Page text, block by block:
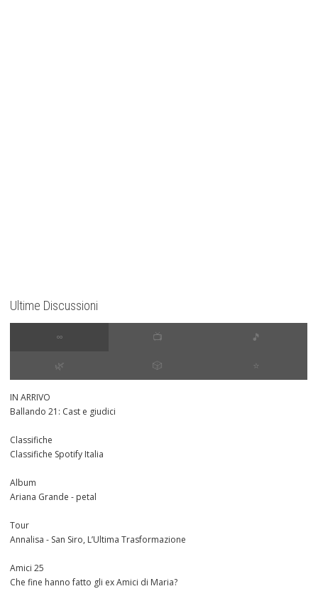
Ultime Discussioni
∞ 📺 🎵
🌿 🎲 ⭐️
IN ARRIVO
Ballando 21: Cast e giudici
Classifiche
Classifiche Spotify Italia
Album
Ariana Grande - petal
Tour
Annalisa - San Siro, L’Ultima Trasformazione
Amici 25
Che fine hanno fatto gli ex Amici di Maria?